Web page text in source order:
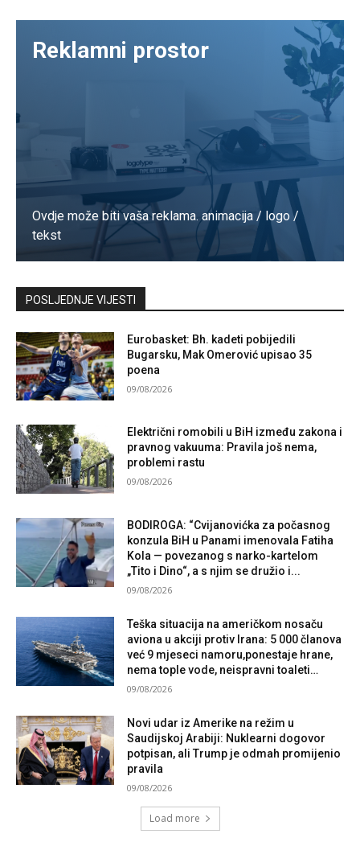
Reklamni prostor
Ovdje može biti vaša reklama. animacija / logo /
tekst
Kontaktirajte nas
POSLJEDNJE VIJESTI
Eurobasket: Bh. kadeti pobijedili
Bugarsku, Mak Omerović upisao 35
poena
09/08/2026
Električni romobili u BiH između zakona i
pravnog vakuuma: Pravila još nema,
problemi rastu
09/08/2026
BODIROGA: “Cvijanovićka za počasnog
konzula BiH u Panami imenovala Fatiha
Kola — povezanog s narko-kartelom
„Tito i Dino“, a s njim se družio i...
09/08/2026
Teška situacija na američkom nosaču
aviona u akciji protiv Irana: 5 000 članova
već 9 mjeseci namoru,ponestaje hrane,
nema tople vode, neispravni toaleti…
09/08/2026
Novi udar iz Amerike na režim u
Saudijskoj Arabiji: Nuklearni dogovor
potpisan, ali Trump je odmah promijenio
pravila
09/08/2026
Load more